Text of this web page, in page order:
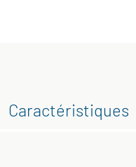
Caractéristiques